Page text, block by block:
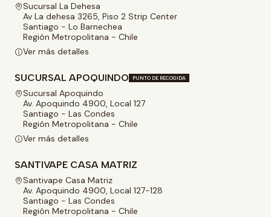
Sucursal La Dehesa
Av La dehesa 3265, Piso 2 Strip Center
Santiago - Lo Barnechea
Región Metropolitana - Chile
Ver más detalles
SUCURSAL APOQUINDO PUNTO DE RECOGIDA
Sucursal Apoquindo
Av. Apoquindo 4900, Local 127
Santiago - Las Condes
Región Metropolitana - Chile
Ver más detalles
SANTIVAPE CASA MATRIZ
Santivape Casa Matriz
Av. Apoquindo 4900, Local 127-128
Santiago - Las Condes
Región Metropolitana - Chile